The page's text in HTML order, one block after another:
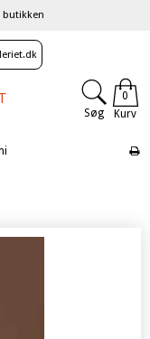
butikken
0
Kurv
Søg